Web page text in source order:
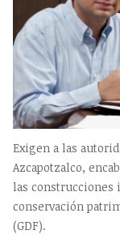
Exigen a las
Azcapotzalco,
las construcciones
conservación
(GDF).